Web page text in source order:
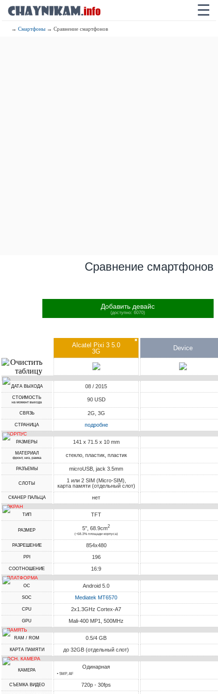
☰
→Смартфоны → Сравнение смартфонов
Сравнение смартфонов
Добавить девайс
(доступно: 6070)
✖
Alcatel Pixi 3 5.0
3G
Device
ДАТА ВЫХОДА 08 / 2015
СТОИМОСТЬ
на момент выхода 90 USD
СВЯЗЬ 2G, 3G
СТРАНИЦА подробне
КОРПУС
РАЗМЕРЫ 141 x 71.5 x 10 mm
МАТЕРИАЛ
фронт, низ, рамка стекло, пластик, пластик
РАЗЪЕМЫ microUSB, jack 3.5mm
СЛОТЫ
1 или 2 SIM (Micro-SIM),
карта памяти (отдельный слот)
СКАНЕР ПАЛЬЦА нет
ЭКРАН
ТИП TFT
РАЗМЕР 5", 68.9cm2
(~68.3% площади корпуса)
РАЗРЕШЕНИЕ 854x480
PPI 196
СООТНОШЕНИЕ 16:9
ПЛАТФОРМА
ОС Android 5.0
SOC Mediatek MT6570
CPU 2x1.3GHz Cortex-A7
GPU Mali-400 MP1, 500MHz
ПАМЯТЬ
RAM / ROM 0.5/4 GB
КАРТА ПАМЯТИ до 32GB (отдельный слот)
ОСН. КАМЕРА
КАМЕРА
Одинарная
• 5MP, AF
СЪЕМКА ВИДЕО 720p - 30fps